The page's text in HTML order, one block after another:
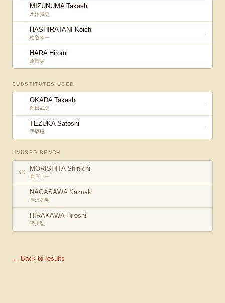
MIZUNUMA Takashi
水沼貴史
HASHIRATANI Koichi
柱谷幸一
↓
HARA Hiromi
原博実
SUBSTITUTES USED
OKADA Takeshi
岡田武史
↑
TEZUKA Satoshi
手塚聡
↑
UNUSED BENCH
GK MORISHITA Shinichi
森下申一
NAGASAWA Kazuaki
長沢和明
HIRAKAWA Hiroshi
平川弘
← Back to results